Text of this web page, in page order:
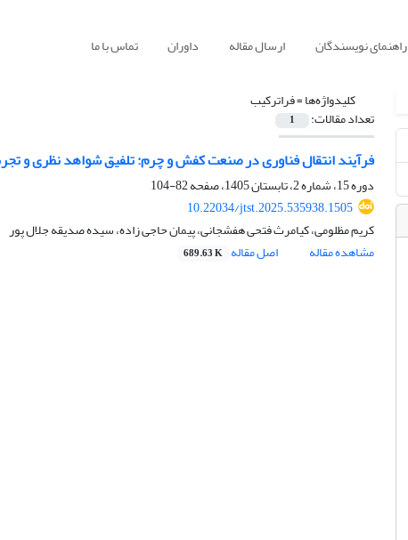
راهنمای نویسندگان ارسال مقاله داوران تماس با ما
کلیدواژه‌ها =فراترکیب
تعداد مقالات: 1
فرآیند انتقال فناوری در صنعت کفش و چرم: تلفیق شواهد نظری و
دوره 15، شماره 2، تابستان 1405، صفحه
82-104
10.22034/jtst.2025.535938.1505
کریم مظلومی، کیامرث فتحی هفشجانی، پیمان حاجی زاده، سیده صدیقه جلال پور
مشاهده مقاله
اصل مقاله 689.63 K